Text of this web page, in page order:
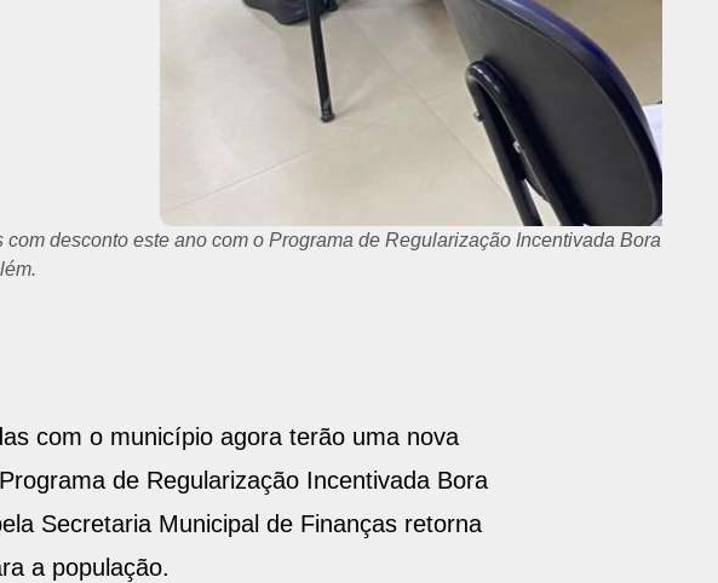
desconto este ano com o Programa de Regularização Incentivada Bora
com o município agora terão uma nova
de Regularização Incentivada Bora
Secretaria Municipal de Finanças retorna
a população.